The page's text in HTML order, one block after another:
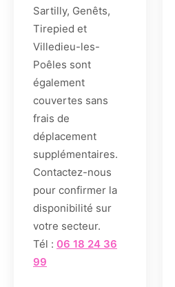
Sartilly, Genêts,
Tirepied et
Villedieu-les-
Poêles sont
également
couvertes sans
frais de
déplacement
supplémentaires.
Contactez-nous
pour confirmer la
disponibilité sur
votre secteur.
Tél : 06 18 24 36
99